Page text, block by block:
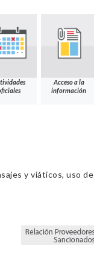
Acceso a la
información
y viáticos, uso